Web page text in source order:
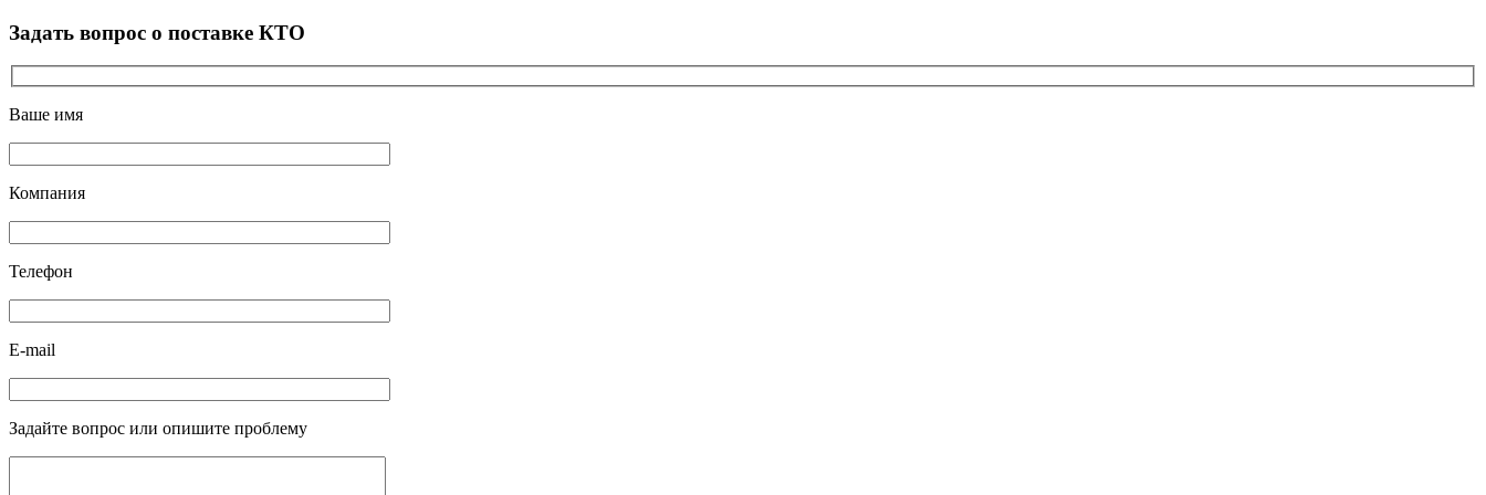
Задать вопрос о поставке КТО
Ваше имя
Компания
Телефон
E-mail
Задайте вопрос или опишите проблему